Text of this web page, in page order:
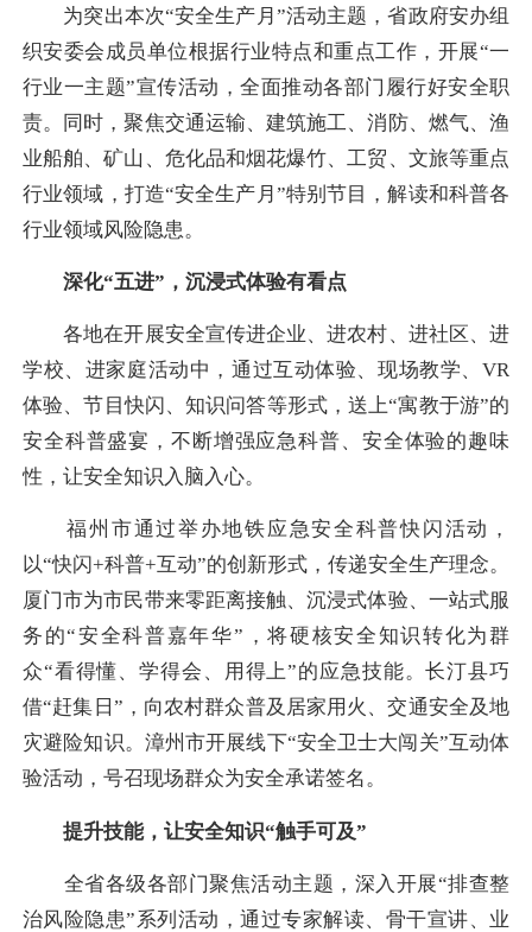
为突出本次“安全生产月”活动主题，省政府安办组
织安委会成员单位根据行业特点和重点工作，开展“一
行业一主题”宣传活动，全面推动各部门履行好安全职
责。同时，聚焦交通运输、建筑施工、消防、燃气、渔
业船舶、矿山、危化品和烟花爆竹、工贸、文旅等重点
行业领域，打造“安全生产月”特别节目，解读和科普各
行业领域风险隐患。
深化“五进”，沉浸式体验有看点
各地在开展安全宣传进企业、进农村、进社区、进
学校、进家庭活动中，通过互动体验、现场教学、VR
体验、节目快闪、知识问答等形式，送上“寓教于游”的
安全科普盛宴，不断增强应急科普、安全体验的趣味
性，让安全知识入脑入心。
福州市通过举办地铁应急安全科普快闪活动，
以“快闪+科普+互动”的创新形式，传递安全生产理念。
厦门市为市民带来零距离接触、沉浸式体验、一站式服
务的“安全科普嘉年华”，将硬核安全知识转化为群
众“看得懂、学得会、用得上”的应急技能。长汀县巧
借“赶集日”，向农村群众普及居家用火、交通安全及地
灾避险知识。漳州市开展线下“安全卫士大闯关”互动体
验活动，号召现场群众为安全承诺签名。
提升技能，让安全知识“触手可及”
全省各级各部门聚焦活动主题，深入开展“排查整
治风险隐患”系列活动，通过专家解读、骨干宣讲、业